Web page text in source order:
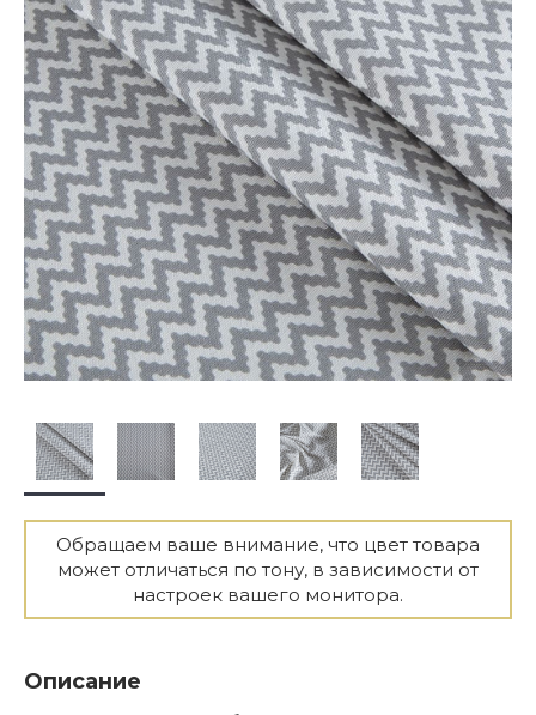
Обращаем ваше внимание, что цвет товара
может отличаться по тону, в зависимости от
настроек вашего монитора.
Описание